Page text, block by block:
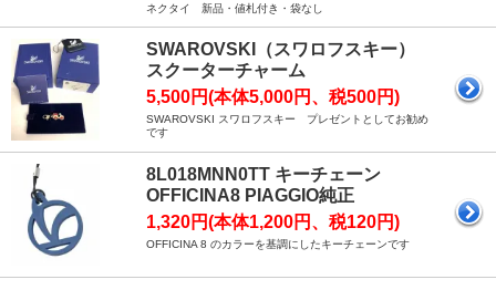
ネクタイ 新品・値札付き・袋なし
SWAROVSKI（スワロフスキー）
スクーターチャーム
5,500円(本体5,000円、税500円)
SWAROVSKI スワロフスキー プレゼントとしてお勧め
です
8L018MNN0TT キーチェーン
OFFICINA8 PIAGGIO純正
1,320円(本体1,200円、税120円)
OFFICINA 8 のカラーを基調にしたキーチェーンです